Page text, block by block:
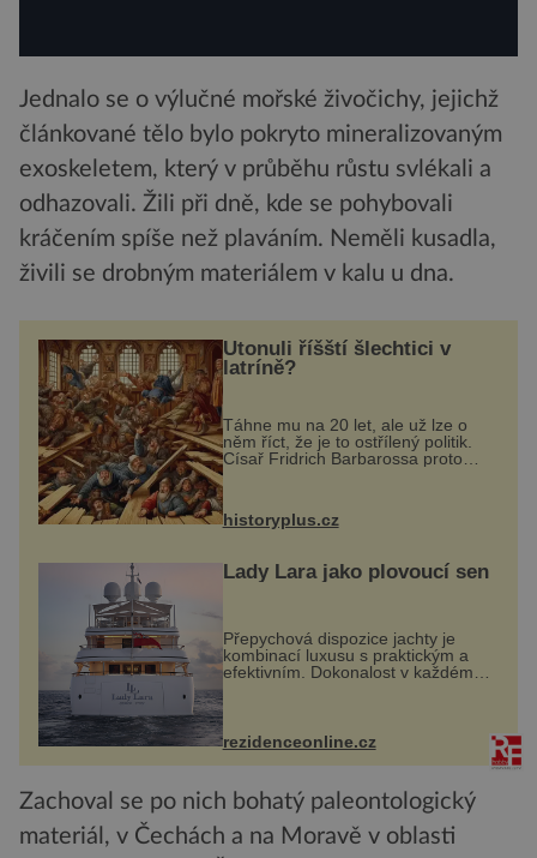
Jednalo se o výlučné mořské živočichy, jejichž
článkované tělo bylo pokryto mineralizovaným
exoskeletem, který v průběhu růstu svlékali a
odhazovali. Žili při dně, kde se pohybovali
kráčením spíše než plaváním. Neměli kusadla,
živili se drobným materiálem v kalu u dna.
Utonuli říšští šlechtici v
latríně?
Táhne mu na 20 let, ale už lze o
něm říct, že je to ostřílený politik.
Císař Fridrich Barbarossa proto
posílá svého syna a dědice
Jindřicha VI. do Erfurtu, aby se stal
prostředníkem při řešení sporu m...
historyplus.cz
Lady Lara jako plovoucí sen
Přepychová dispozice jachty je
kombinací luxusu s praktickým a
efektivním. Dokonalost v každém
detailu představuje značka Fendi
Casa, kterou byly vybaveny její
paluby. Monacký přístav nabízí
každoročn...
rezidenceonline.cz
Zachoval se po nich bohatý paleontologický
materiál, v Čechách a na Moravě v oblasti